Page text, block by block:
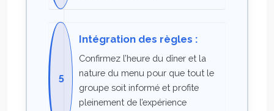
Intégration des règles :
Confirmez l’heure du dîner et la
nature du menu pour que tout le
groupe soit informé et profite
pleinement de l’expérience